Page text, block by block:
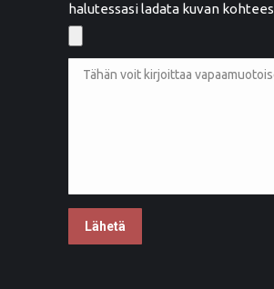
halutessasi ladata kuvan